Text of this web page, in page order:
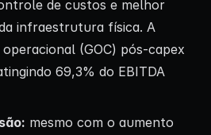
de custos e melhor
infraestrutura física. A
(GOC) pós-capex
69,3% do EBITDA
mesmo com o aumento